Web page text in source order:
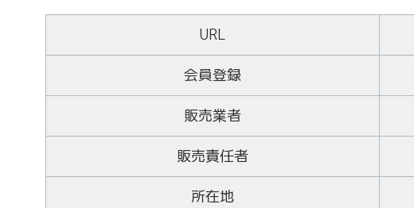
URL
会員登録
販売業者
販売責任者
所在地